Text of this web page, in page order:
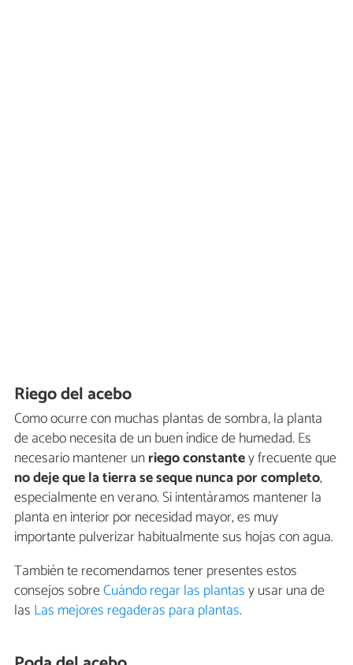
Riego del acebo
Como ocurre con muchas plantas de sombra, la planta
de acebo necesita de un buen índice de humedad. Es
necesario mantener unriego constantey frecuente que
no deje que la tierra se seque nunca por completo,
especialmente en verano. Si intentáramos mantener la
planta en interior por necesidad mayor, es muy
importante pulverizar habitualmente sus hojas con agua.
También te recomendamos tener presentes estos
consejos sobreCuándo regar las plantasy usar una de
las Las mejores regaderas para plantas.